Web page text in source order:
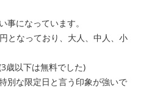
事になっています。
となっており、大人、中人、小
歳以下は無料でした)
別な限定日と言う印象が強いで